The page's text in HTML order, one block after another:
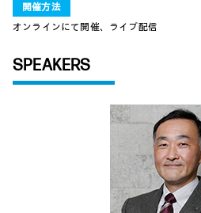
開催方法
オンラインにて開催、ライブ配信
SPEAKERS